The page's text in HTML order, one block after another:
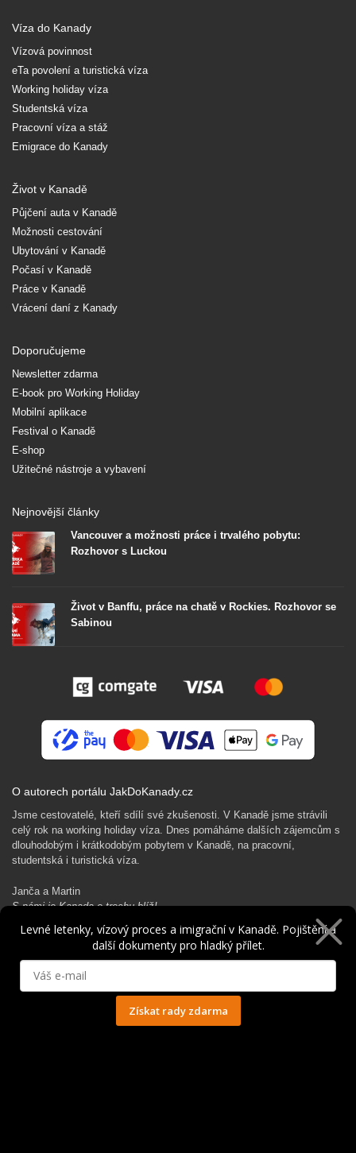
Víza do Kanady
Vízová povinnost
eTa povolení a turistická víza
Working holiday víza
Studentská víza
Pracovní víza a stáž
Emigrace do Kanady
Život v Kanadě
Půjčení auta v Kanadě
Možnosti cestování
Ubytování v Kanadě
Počasí v Kanadě
Práce v Kanadě
Vrácení daní z Kanady
Doporučujeme
Newsletter zdarma
E-book pro Working Holiday
Mobilní aplikace
Festival o Kanadě
E-shop
Užitečné nástroje a vybavení
Nejnovější články
Vancouver a možnosti práce i trvalého pobytu:
Rozhovor s Luckou
Život v Banffu, práce na chatě v Rockies. Rozhovor se
Sabinou
O autorech portálu JakDoKanady.cz
Jsme cestovatelé, kteří sdílí své zkušenosti. V Kanadě jsme strávili
celý rok na working holiday víza. Dnes pomáháme dalších zájemcům s
dlouhodobým i krátkodobým pobytem v Kanadě, na pracovní,
studentská i turistická víza.
Janča a Martin
S námi je Kanada o trochu blíž!
Rádi Ti pomůžeme s kanadským dobrodružstvím…
Levné letenky, vízový proces a imigrační v Kanadě. Pojištění a
další dokumenty pro hladký přílet.
Získat rady zdarma